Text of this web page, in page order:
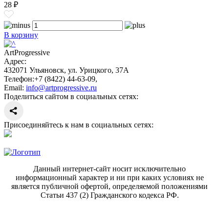
28 ₽
В корзину
ArtProgressive
Адрес:
432071 Ульяновск, ул. Урицкого, 37А
Телефон:+7 (8422) 44-63-09,
Email: info@artprogressive.ru
Поделиться сайтом в социальных сетях:
Присоединяйтесь к нам в социальных сетях:
Данный интернет-сайт носит исключительно
информационный характер и ни при каких условиях не
является публичной офертой, определяемой положениями
Статьи 437 (2) Гражданского кодекса РФ.